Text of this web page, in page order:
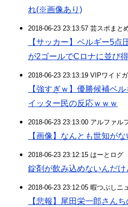
れ(※画像あり)
2018-06-23 23:13:57 芸スポまと
【サッカー】ベルギー5
が2ゴールでCロナに並び
2018-06-23 23:13:19 VIPワイド
【強すぎｗ】優勝候補ベ
イッター民の反応ｗｗｗ
2018-06-23 23:13:00 アルファル
【画像】なんとも世知が
2018-06-23 23:12:15 はーとログ
錠剤が飲み込めないんだ
2018-06-23 23:12:05 暇つぶしニ
【悲報】尾田栄一郎さん